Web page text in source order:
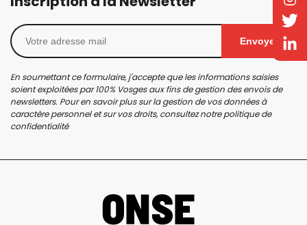
Envoyer
En soumettant ce formulaire, j'accepte que les informations saisies
soient exploitées par 100% Vosges aux fins de gestion des envois de
newsletters. Pour en savoir plus sur la gestion de vos données à
caractère personnel et sur vos droits, consultez notrepolitique de
confidentialité